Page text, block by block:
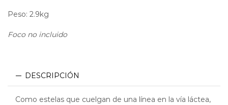
Peso: 2.9kg
Foco no incluido
DESCRIPCIÓN
Como estelas que cuelgan de una línea en la vía láctea,